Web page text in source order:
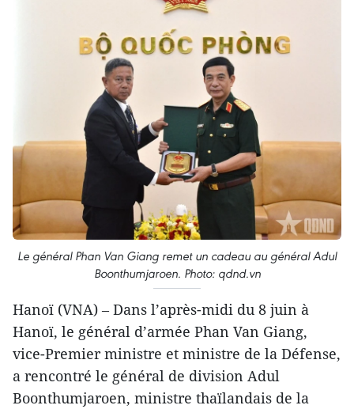
Le général Phan Van Giang remet un cadeau au général Adul
Boonthumjaroen. Photo: qdnd.vn
Hanoï (VNA) – Dans l’après-midi du 8 juin à
Hanoï, le général d’armée Phan Van Giang,
vice-Premier ministre et ministre de la Défense,
a rencontré le général de division Adul
Boonthumjaroen, ministre thaïlandais de la